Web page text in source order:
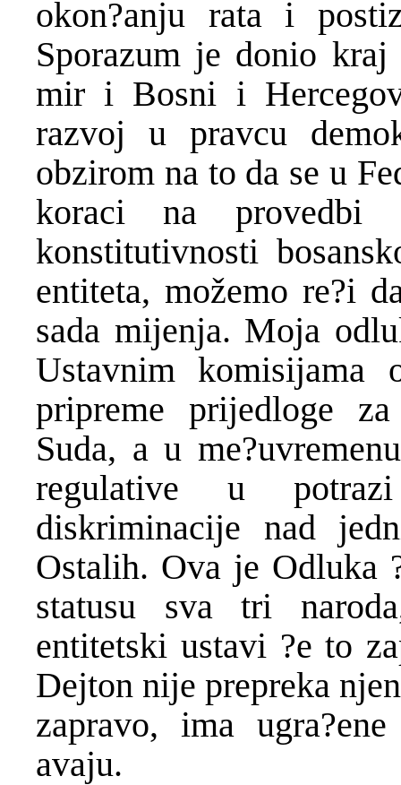
okon?anju rata i
Sporazum je donio kraj
mir i Bosni i
razvoj u pravcu
obzirom na to da se u
koraci na provedbi
konstitutivnosti
entiteta, možemo re?i
sada mijenja. Moja
Ustavnim komisijama
pripreme prijedloge
Suda, a u
regulative u
diskriminacije nad
Ostalih. Ova je Odluka
statusu sva tri
entitetski ustavi ?e to
Dejton nije prepreka
zapravo, ima
avaju.